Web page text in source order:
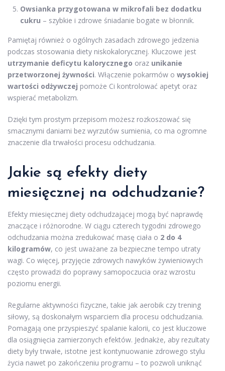
Owsianka przygotowana w mikrofali bez dodatku
cukru – szybkie i zdrowe śniadanie bogate w błonnik.
Pamiętaj również o ogólnych zasadach zdrowego jedzenia
podczas stosowania diety niskokalorycznej. Kluczowe jest
utrzymanie deficytu kalorycznego oraz unikanie
przetworzonej żywności. Włączenie pokarmów o wysokiej
wartości odżywczej pomoże Ci kontrolować apetyt oraz
wspierać metabolizm.
Dzięki tym prostym przepisom możesz rozkoszować się
smacznymi daniami bez wyrzutów sumienia, co ma ogromne
znaczenie dla trwałości procesu odchudzania.
Jakie są efekty diety
miesięcznej na odchudzanie?
Efekty miesięcznej diety odchudzającej mogą być naprawdę
znaczące i różnorodne. W ciągu czterech tygodni zdrowego
odchudzania można zredukować masę ciała o 2 do 4
kilogramów, co jest uważane za bezpieczne tempo utraty
wagi. Co więcej, przyjęcie zdrowych nawyków żywieniowych
często prowadzi do poprawy samopoczucia oraz wzrostu
poziomu energii.
Regularne aktywności fizyczne, takie jak aerobik czy trening
siłowy, są doskonałym wsparciem dla procesu odchudzania.
Pomagają one przyspieszyć spalanie kalorii, co jest kluczowe
dla osiągnięcia zamierzonych efektów. Jednakże, aby rezultaty
diety były trwałe, istotne jest kontynuowanie zdrowego stylu
życia nawet po zakończeniu programu – to pozwoli uniknąć